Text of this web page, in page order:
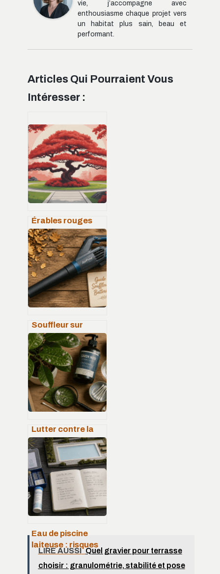
vie, j’accompagne avec
enthousiasme chaque projet vers
un habitat plus sain, beau et
performant.
Articles Qui Pourraient Vous
Intéresser :
Érables rouges
japonais :
variétés,
plantation et
soins pour un
jardin d’exception
Souffleur sur
batterie : 3
critères
techniques pour
dompter les
feuilles mortes
sans effort
Lutter contre la
cochenille : 25°C,
l’alerte rouge et 4
gestes pour
sauver vos
plantes
Eau de piscine
laiteuse : risques
pour la santé et
guide pour
LIRE AUSSI Quel gravier pour terrasse
choisir : granulométrie, stabilité et pose